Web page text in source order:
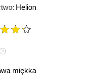
Helion
miękka